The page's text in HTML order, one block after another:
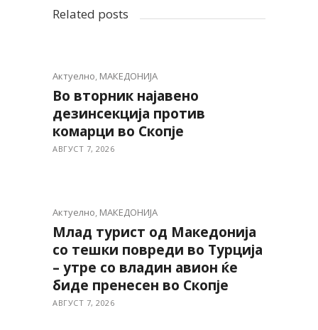
Related posts
Актуелно, МАКЕДОНИЈА
Во вторник најавено
дезинсекција против
комарци во Скопје
АВГУСТ 7, 2026
Актуелно, МАКЕДОНИЈА
Млад турист од Македонија
со тешки повреди во Турција
– утре со владин авион ќе
биде пренесен во Скопје
АВГУСТ 7, 2026